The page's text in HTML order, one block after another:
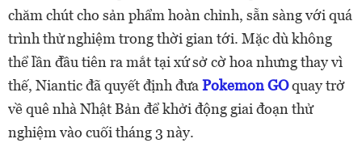
chăm chút cho sản phẩm hoàn chỉnh, sẵn sàng với quá
trình thử nghiệm trong thời gian tới. Mặc dù không
thể lần đầu tiên ra mắt tại xứ sở cờ hoa nhưng thay vì
thế, Niantic đã quyết định đưa Pokemon GOquay trở
về quê nhà Nhật Bản để khởi động giai đoạn thử
nghiệm vào cuối tháng 3 này.